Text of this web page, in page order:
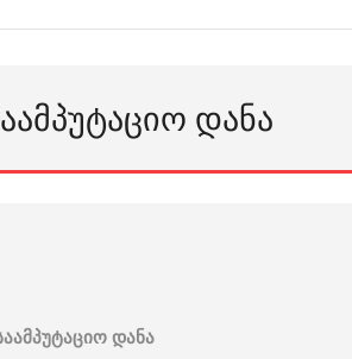
ᲓᲐᲜᲐ
დანა